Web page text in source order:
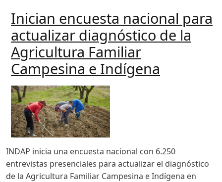
Inician encuesta nacional para
actualizar diagnóstico de la
Agricultura Familiar
Campesina e Indígena
INDAP inicia una encuesta nacional con 6.250
entrevistas presenciales para actualizar el diagnóstico
de la Agricultura Familiar Campesina e Indígena en